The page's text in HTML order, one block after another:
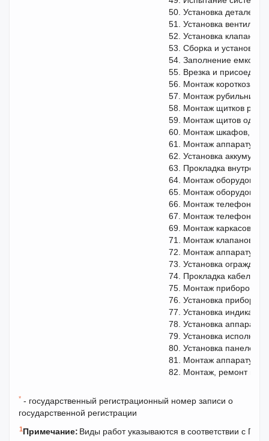
50. Установка деталей
51. Установка вентилей,
52. Установка клапанов
53. Сборка и установка
54. Заполнение
55. Врезка и
56. Монтаж
57. Монтаж
58. Монтаж щитков
59. Монтаж щитов
60. Монтаж шкафов,
61. Монтаж аппаратуры
62. Установка
63. Прокладка
64. Монтаж
65. Монтаж
66. Монтаж телефонных
67. Монтаж телефонных
69. Монтаж каркасов
71. Монтаж клапанов
72. Монтаж аппаратуры
73. Установка
74. Прокладка кабелей
75. Монтаж приборов,
76. Установка приборов;
77. Установка
78. Установка
79. Установка
80. Установка панелей,
81. Монтаж аппаратуры
82. Монтаж, ремонт и
* - государственный регистрационный номер записи о
государственной регистрации
1Примечание: Виды работ указываются в соответствии с